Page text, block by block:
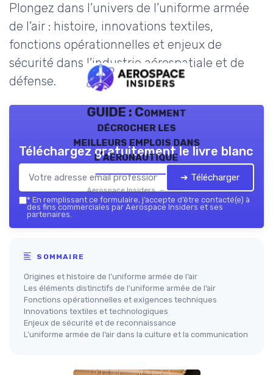
Plongez dans l’univers de l’uniforme armée
de l’air : histoire, innovations textiles,
fonctions opérationnelles et enjeux de
sécurité dans l’industrie aérospatiale et de
défense.
GUIDE : Comment
décrocher les
meilleurs emplois dans
l’aéronautique
Aerospace Insiders — 2026
Téléchargez gratuitement le livre blanc
➔ Télécharger
* En remplissant ce formulaire, j’accepte d’être contacté(e) à
des fins commerciales par Aerospace Insiders et ses
partenaires.
SOMMAIRE
Origines et histoire de l’uniforme armée de l’air
Les éléments distinctifs de l’uniforme armée de l’air
Fonctions opérationnelles et exigences techniques
Innovations textiles et technologiques
Enjeux de sécurité et de reconnaissance
L’uniforme armée de l’air dans la culture et la communication